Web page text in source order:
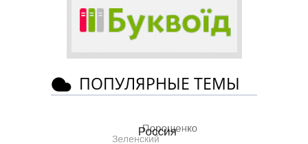
ПОПУЛЯРНЫЕ ТЕМЫ